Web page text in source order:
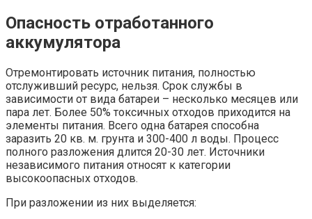
Опасность отработанного
аккумулятора
Отремонтировать источник питания, полностью
отслуживший ресурс, нельзя. Срок службы в
зависимости от вида батареи – несколько месяцев или
пара лет. Более 50% токсичных отходов приходится на
элементы питания. Всего одна батарея способна
заразить 20 кв. м. грунта и 300-400 л воды. Процесс
полного разложения длится 20-30 лет. Источники
независимого питания относят к категории
высокоопасных отходов.
При разложении из них выделяется: